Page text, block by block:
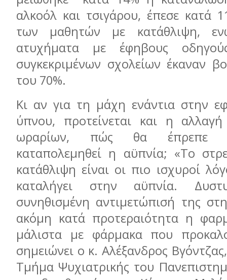
αλκοόλ και τσιγάρου, έπεσε κατά
των μαθητών με κατάθλιψη,
ατυχήματα με έφηβους
συγκεκριμένων σχολείων έκαναν
του 70%.
Κι αν για τη μάχη ενάντια στην
ύπνου, προτείνεται και η
ωραρίων, πώς θα έπρεπε
καταπολεμηθεί η αϋπνία; «Το
κατάθλιψη είναι οι πιο ισχυροί
καταλήγει στην αϋπνία.
συνηθισμένη αντιμετώπισή της
ακόμη κατά προτεραιότητα η
μάλιστα με φάρμακα που
σημειώνει ο κ. Αλέξανδρος
Τμήμα Ψυχιατρικής του